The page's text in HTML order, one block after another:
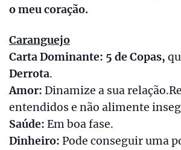
o meu coração.
Caranguejo
Carta Dominante: 5 de Copas,
Derrota.
Amor: Dinamize a sua
entendidos e não alimente
Saúde: Em boa fase.
Dinheiro: Pode conseguir uma